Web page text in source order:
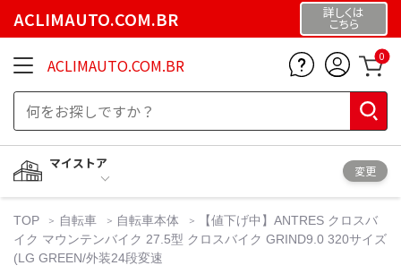
ACLIMAUTO.COM.BR 詳しくは
こちら
ACLIMAUTO.COM.BR 0
マイストア
変更
TOP 自転車 自転車本体
【値下げ中】ANTRES クロスバ
イク マウンテンバイク 27.5型 クロスバイク GRIND9.0 320サイズ
(LG GREEN/外装24段変速